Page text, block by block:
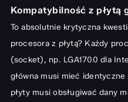
Kompatybilność z płytą
To absolutnie krytyczna
procesora z płytą? Każdy
(socket), np. LGA1700 dla
główna musi mieć
płyty musi obsługiwać dany